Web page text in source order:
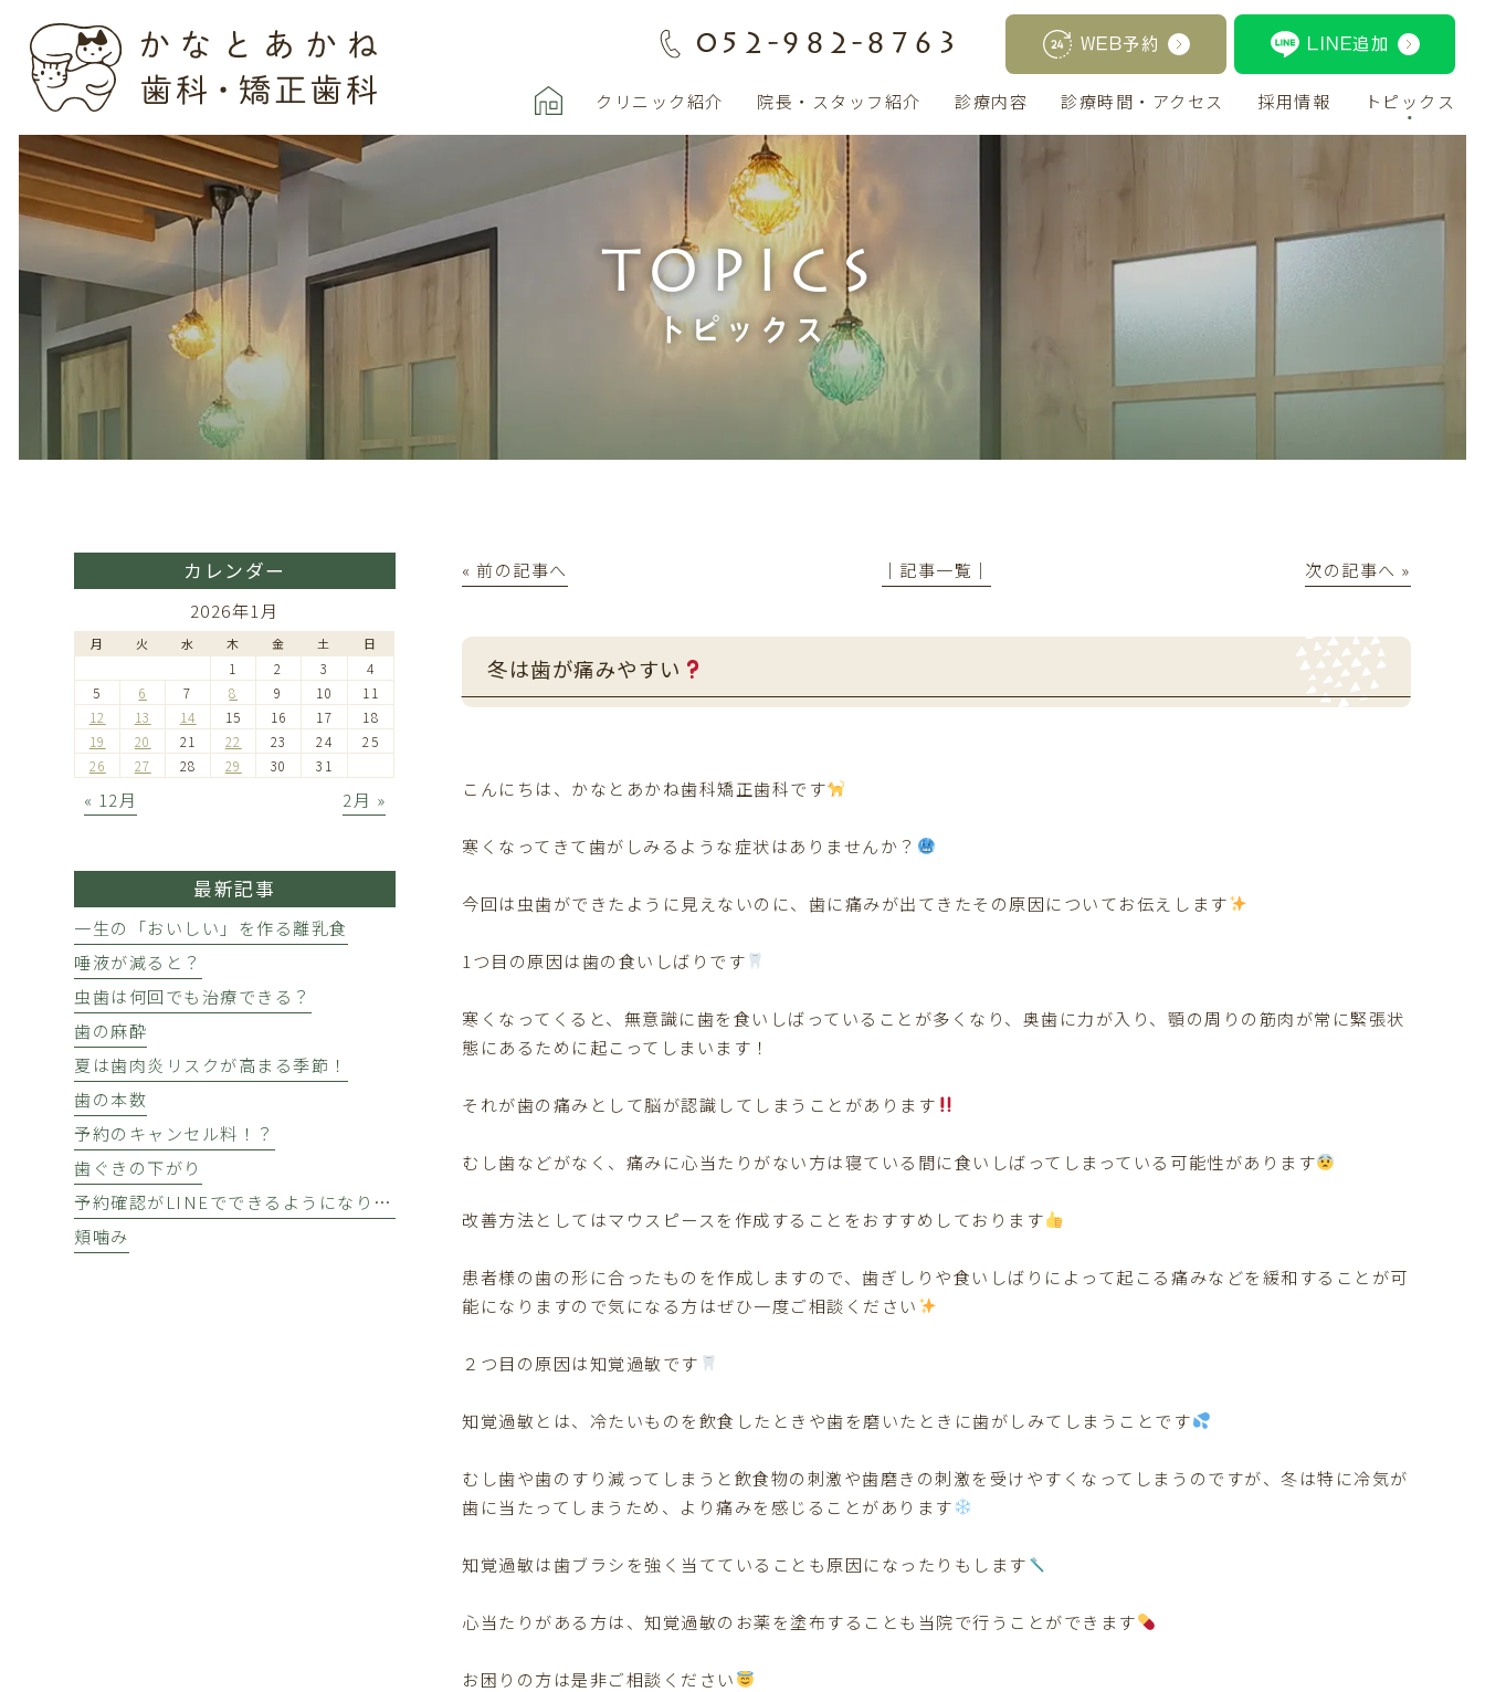
052-982-8763 WEB予約 LINE追加
クリニック紹介 院長・スタッフ紹介 診療内容 診療時間・アクセス 採用情報 トピックス
トピックス
TOPICS
« 前の記事へ │記事一覧│ 次の記事へ »
冬は歯が痛みやすい
こんにちは、かなとあかね歯科矯正歯科です
寒くなってきて歯がしみるような症状はありませんか？
今回は虫歯ができたように見えないのに、歯に痛みが出てきたその原因についてお伝えします
1つ目の原因は歯の食いしばりです
寒くなってくると、無意識に歯を食いしばっていることが多くなり、奥歯に力が入り、顎の周りの筋肉が常に緊張状
態にあるために起こってしまいます！
それが歯の痛みとして脳が認識してしまうことがあります
むし歯などがなく、痛みに心当たりがない方は寝ている間に食いしばってしまっている可能性があります
改善方法としてはマウスピースを作成することをおすすめしております
患者様の歯の形に合ったものを作成しますので、歯ぎしりや食いしばりによって起こる痛みなどを緩和することが可
能になりますので気になる方はぜひ一度ご相談ください
２つ目の原因は知覚過敏です
知覚過敏とは、冷たいものを飲食したときや歯を磨いたときに歯がしみてしまうことです
むし歯や歯のすり減ってしまうと飲食物の刺激や歯磨きの刺激を受けやすくなってしまうのですが、冬は特に冷気が
歯に当たってしまうため、より痛みを感じることがあります
知覚過敏は歯ブラシを強く当てていることも原因になったりもします
心当たりがある方は、知覚過敏のお薬を塗布することも当院で行うことができます
お困りの方は是非ご相談ください
カレンダー
2026年1月
月 火 水 木 金 土 日
1 2 3
4
5
6 7 8 9 10
11
12
13 14 15 16 17
18
19
20 21 22 23 24
25
26
27 28 29 30 31
« 12月 2月 »
最新記事
一生の「おいしい」を作る離乳食
唾液が減ると？
虫歯は何回でも治療できる？
歯の麻酔
夏は歯肉炎リスクが高まる季節！
歯の本数
予約のキャンセル料！？
歯ぐきの下がり
予約確認がLINEでできるようになりました★
頬噛み